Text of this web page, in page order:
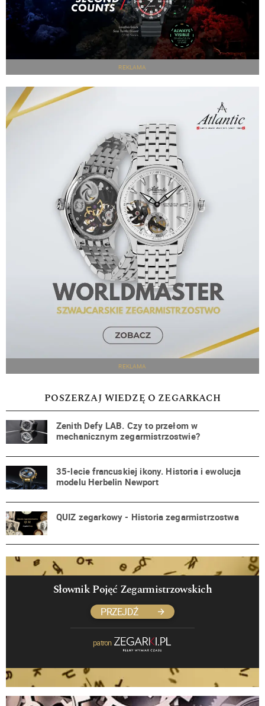
REKLAMA
REKLAMA
POSZERZAJ WIEDZĘ O ZEGARKACH
Zenith Defy LAB. Czy to przełom w
mechanicznym zegarmistrzostwie?
35-lecie francuskiej ikony. Historia i ewolucja
modelu Herbelin Newport
QUIZ zegarkowy - Historia zegarmistrzostwa
Słownik Pojęć Zegarmistrzowskich
PRZEJDŹ
patron